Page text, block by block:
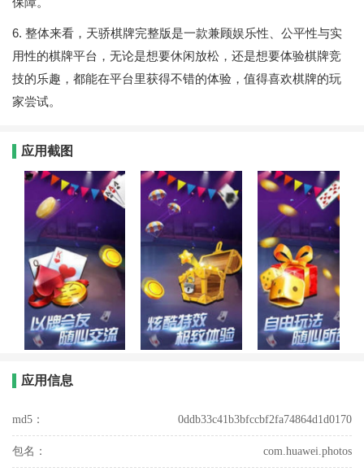
6. 整体来看，天骄棋牌完整版是一款兼顾娱乐性、公平性与实
用性的棋牌平台，无论是想要休闲放松，还是想要体验棋牌竞
技的乐趣，都能在平台里获得不错的体验，值得喜欢棋牌的玩
家尝试。
应用截图
应用信息
md5： 0ddb33c41b3bfccbf2fa74864d1d0170
包名： com.huawei.photos